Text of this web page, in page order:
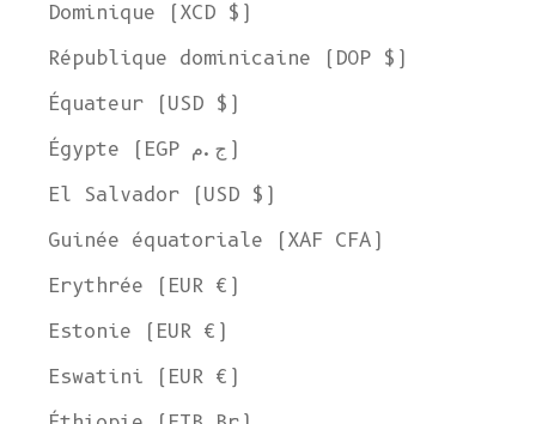
Dominique (XCD $)
République dominicaine (DOP $)
Équateur (USD $)
Égypte (EGP ج.م)
El Salvador (USD $)
Guinée équatoriale (XAF CFA)
Erythrée (EUR €)
Estonie (EUR €)
Eswatini (EUR €)